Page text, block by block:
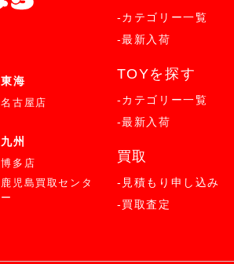
東海
名古屋店
九州
博多店
鹿児島買取センタ
ー
-カテゴリー一覧
-最新入荷
TOYを探す
-カテゴリー一覧
-最新入荷
買取
-見積もり申し込み
-買取査定